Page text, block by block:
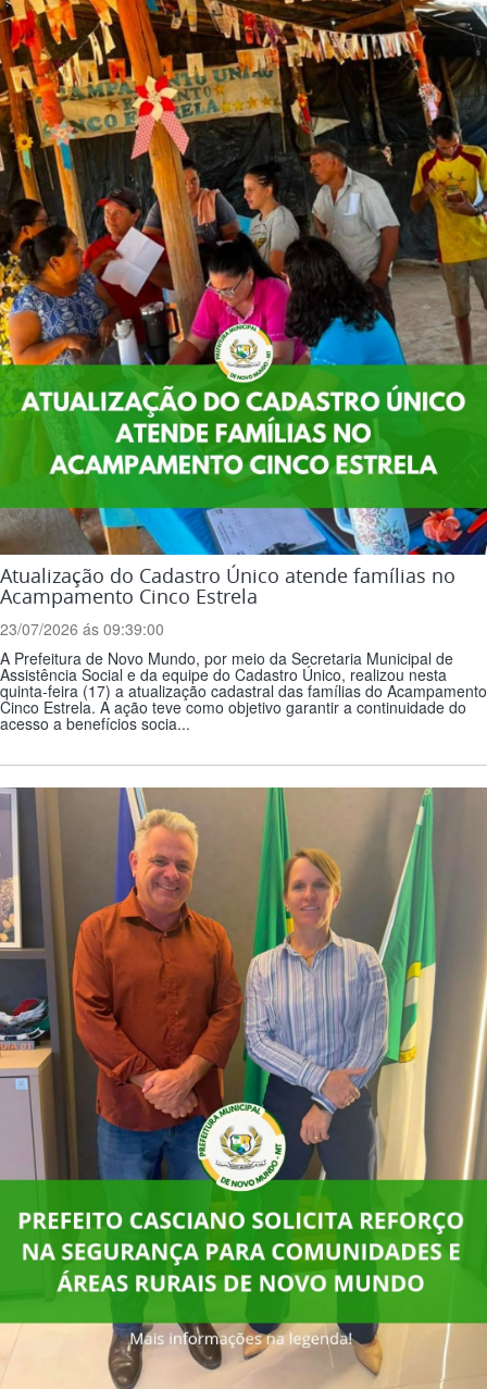
Atualização do Cadastro Único atende famílias no
Acampamento Cinco Estrela
23/07/2026 ás 09:39:00
A Prefeitura de Novo Mundo, por meio da Secretaria Municipal de
Assistência Social e da equipe do Cadastro Único, realizou nesta
quinta-feira (17) a atualização cadastral das famílias do Acampamento
Cinco Estrela. A ação teve como objetivo garantir a continuidade do
acesso a benefícios socia...